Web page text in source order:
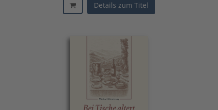
Details zum Titel